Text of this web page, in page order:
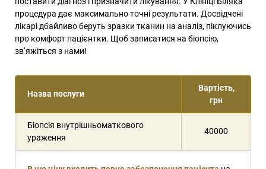
процедура дає максимально точні результати. Досвідчені
лікарі дбайливо беруть зразки тканин на аналіз, піклуючись
про комфорт пацієнтки. Щоб записатися на біопсію,
зв’яжіться з нами!
Назва послуги
Вартість,
грн
Біопсія внутрішньоматкового
ураження
40000